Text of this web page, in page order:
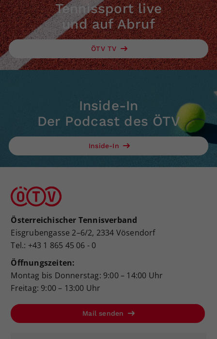
Tennissport live
und auf Abruf
ÖTV TV
Inside-In
Der Podcast des ÖTV
Inside-In
Österreichischer Tennisverband
Eisgrubengasse 2–6/2, 2334 Vösendorf
Tel.: +43 1 865 45 06 - 0
Öffnungszeiten:
Montag bis Donnerstag: 9:00 – 14:00 Uhr
Freitag: 9:00 – 13:00 Uhr
Mail senden